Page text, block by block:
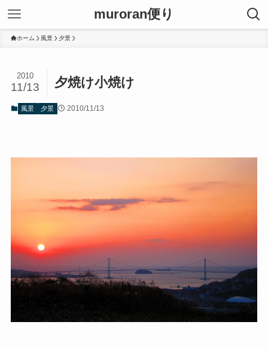
muroran便り
ホーム 風景 夕景
夕焼け小焼け
2010
11/13
風景 夕景 2010/11/13